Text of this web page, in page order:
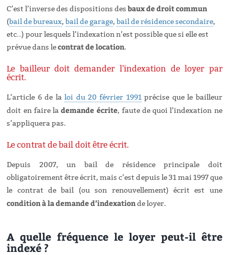
C’est l’inverse des dispositions desbaux de droit commun
(bail de bureaux,bail de garage,bail de résidence secondaire,
etc…) pour lesquels l’indexation n’est possible que si elle est
prévue dans lecontrat de location.
Le bailleur doit demander l'indexation de loyer par
écrit.
L’article 6 de laloi du 20 février 1991précise que le bailleur
doit en faire lademande écrite, faute de quoi l’indexation ne
s’appliquera pas.
Le contrat de bail doit être écrit.
Depuis 2007, un bail de résidence principale doit
obligatoirement être écrit, mais c’est depuis le 31 mai 1997 que
le contrat de bail (ou son renouvellement) écrit est une
condition à la demande d’indexationde loyer.
A quelle fréquence le loyer peut-il être
indexé ?